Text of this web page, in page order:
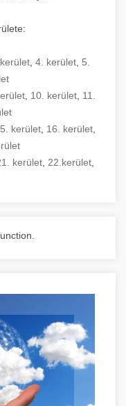
4. kerület 5.
, 10. kerület, 11.
kerület 16. kerület
kerület 22.kerület